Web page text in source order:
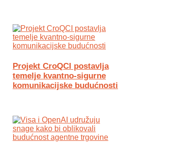
Projekt CroQCI postavlja
temelje kvantno-sigurne
komunikacijske budućnosti